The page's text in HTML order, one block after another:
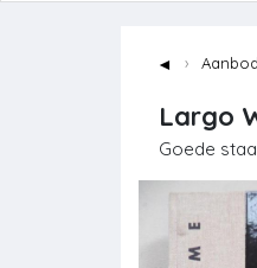
◄ Aanbod
Largo
Goede